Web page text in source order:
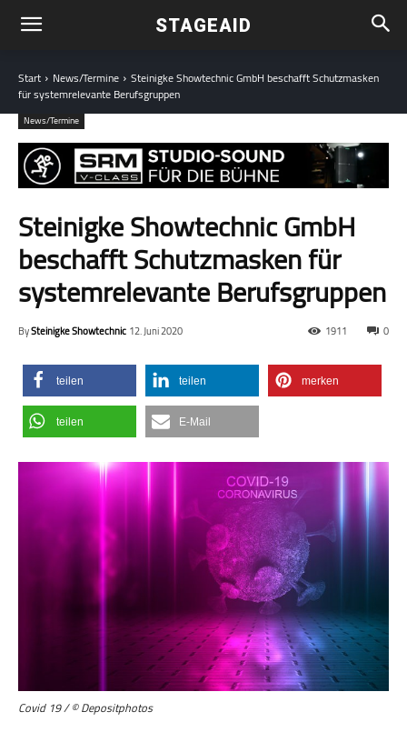
STAGEAID
Start News/Termine Steinigke Showtechnic GmbH beschafft Schutzmasken
für systemrelevante Berufsgruppen
News/Termine
Steinigke Showtechnic GmbH
beschafft Schutzmasken für
systemrelevante Berufsgruppen
BySteinigke Showtechnic 12. Juni 2020 0
1911
teilen teilen merken
teilen E-Mail
Covid 19 / © Depositphotos